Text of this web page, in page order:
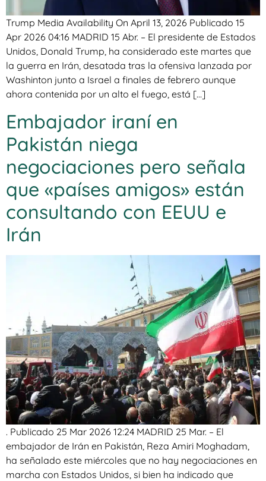
Trump Media Availability On April 13, 2026 Publicado 15
Apr 2026 04:16 MADRID 15 Abr. – El presidente de Estados
Unidos, Donald Trump, ha considerado este martes que
la guerra en Irán, desatada tras la ofensiva lanzada por
Washinton junto a Israel a finales de febrero aunque
ahora contenida por un alto el fuego, está […]
Embajador iraní en
Pakistán niega
negociaciones pero señala
que «países amigos» están
consultando con EEUU e
Irán
. Publicado 25 Mar 2026 12:24 MADRID 25 Mar. – El
embajador de Irán en Pakistán, Reza Amiri Moghadam,
ha señalado este miércoles que no hay negociaciones en
marcha con Estados Unidos, si bien ha indicado que